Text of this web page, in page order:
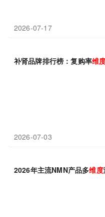
2026-07-17
补肾品牌排行榜：复购率维
2026-07-03
2026年主流NMN产品多维度